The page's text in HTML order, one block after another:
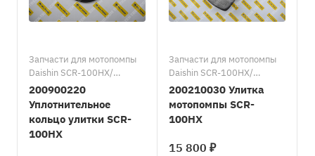
Запчасти для мотопомпы
Daishin SCR-100HX/
Запасные части к
мотопомпам Daishin
200900220
Уплотнительное
кольцо улитки SCR-
100HX
Запчасти для мотопомпы
Daishin SCR-100HX/
Запасные части к
мотопомпам Daishin
200210030 Улитка
мотопомпы SCR-
100HX
15 800 ₽